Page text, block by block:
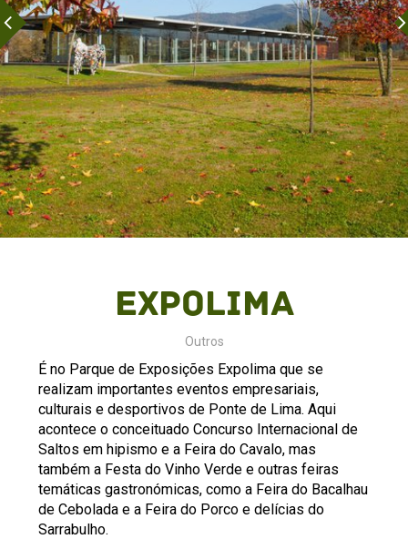
Expolima
Outros
É no Parque de Exposições Expolima que se
realizam importantes eventos empresariais,
culturais e desportivos de Ponte de Lima. Aqui
acontece o conceituado Concurso Internacional de
Saltos em hipismo e a Feira do Cavalo, mas
também a Festa do Vinho Verde e outras feiras
temáticas gastronómicas, como a Feira do Bacalhau
de Cebolada e a Feira do Porco e delícias do
Sarrabulho.